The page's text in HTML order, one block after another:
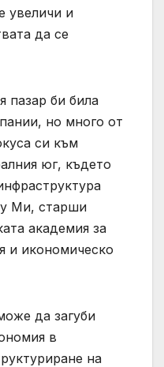
увеличи и
да се
пазар би била
но много от
си към
юг, където
Ми, старши
академия за
и икономическо
да загуби
в
на